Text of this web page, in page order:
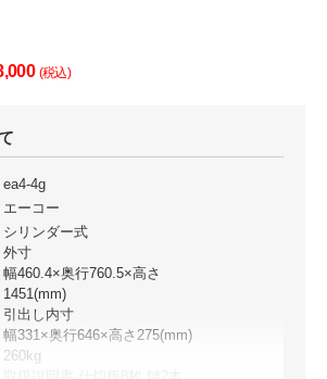
(税込)
ea4-4g
エーコー
シリンダー式
外寸
幅460.4×奥行760.5×高さ
1451(mm)
引出し内寸
幅331×奥行646×高さ275(mm)
260kg